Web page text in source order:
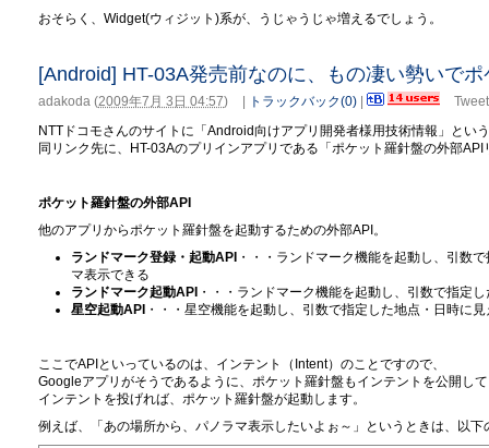
おそらく、Widget(ウィジット)系が、うじゃうじゃ増えるでしょう。
[Android] HT-03A発売前なのに、もの凄い勢いで
adakoda (2009年7月 3日 04:57) | トラックバック(0) |
Tweet
NTTドコモさんのサイトに「Android向けアプリ開発者様用技術情報」とい
同リンク先に、HT-03Aのプリインアプリである「ポケット羅針盤の外部
ポケット羅針盤の外部API
他のアプリからポケット羅針盤を起動するための外部API。
ランドマーク登録・起動API ・・・ランドマーク機能を起動し、引数
マ表示できる
ランドマーク起動API ・・・ランドマーク機能を起動し、引数で指定
星空起動API ・・・星空機能を起動し、引数で指定した地点・日時に
ここでAPIといっているのは、インテント（Intent）のことですので、
Googleアプリがそうであるように、ポケット羅針盤もインテントを公開し
インテントを投げれば、ポケット羅針盤が起動します。
例えば、「あの場所から、パノラマ表示したいよぉ～」というときは、以下